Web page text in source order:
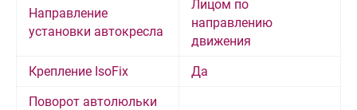
Направление
установки автокресла
Лицом по
направлению
движения
Крепление IsoFix
Да
Поворот автолюльки